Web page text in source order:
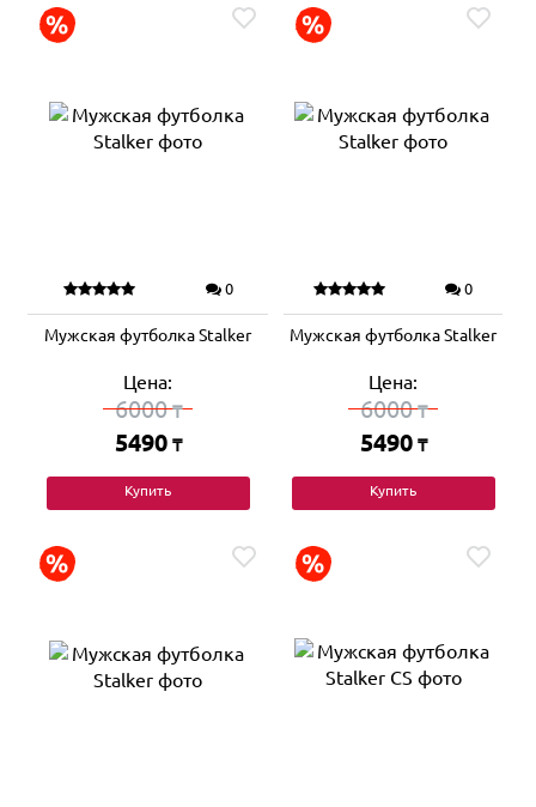
0
Мужская футболка Stalker
Цена:
6000₸
5490 ₸
Купить
0
Мужская футболка Stalker
Цена:
6000₸
5490 ₸
Купить